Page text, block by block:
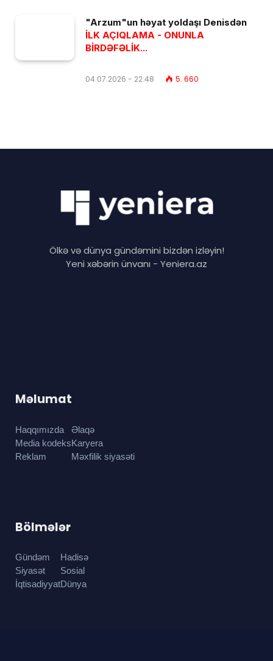
"Arzum"un həyat yoldaşı Denisdən
İLK AÇIQLAMA - ONUNLA
BİRDƏFƏLİK...
04.07.2026 - 22:48 5. 660
Ölkə və dünya gündəmini bizdən izləyin!
Yeni xəbərin ünvanı - Yeniera.az
Məlumat
Haqqımızda
Media kodeks
Reklam
Əlaqə
Karyera
Məxfilik siyasəti
Bölmələr
Gündəm
Siyasət
İqtisadiyyat
Hadisə
Sosial
Dünya